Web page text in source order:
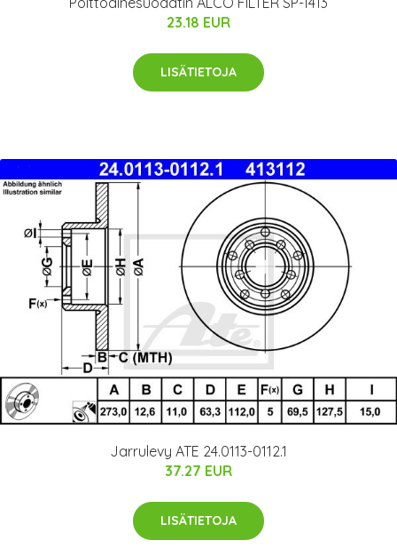
23.18 EUR
LISÄTIETOJA
Jarrulevy ATE 24.0113-0112.1
37.27 EUR
LISÄTIETOJA